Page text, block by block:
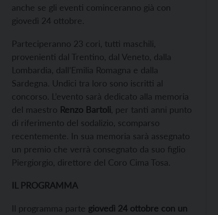
anche se gli eventi cominceranno già con
giovedì 24 ottobre.
Parteciperanno 23 cori, tutti maschili,
provenienti dal Trentino, dal Veneto, dalla
Lombardia, dall’Emilia Romagna e dalla
Sardegna. Undici tra loro sono iscritti al
concorso. L’evento sarà dedicato alla memoria
del maestro Renzo Bartoli , per tanti anni punto
di riferimento del sodalizio, scomparso
recentemente. In sua memoria sarà assegnato
un premio che verrà consegnato da suo figlio
Piergiorgio, direttore del Coro Cima Tosa.
IL PROGRAMMA
Il programma parte giovedì 24 ottobre con un